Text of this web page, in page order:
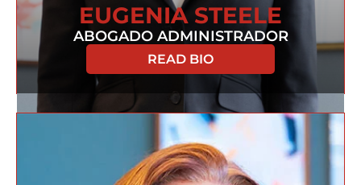
EUGENIA STEELE
ABOGADO ADMINISTRADOR
READ BIO